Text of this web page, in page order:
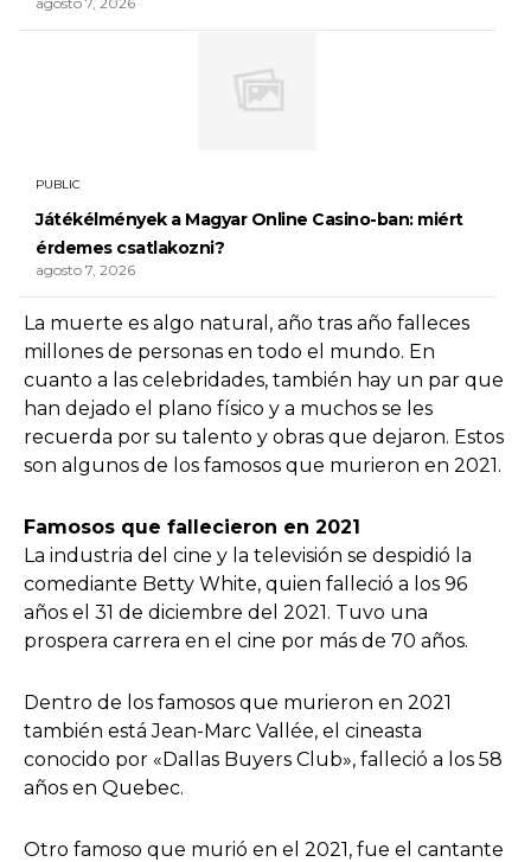
La muerte es algo natural, año tras año falleces
millones de personas en todo el mundo. En
cuanto a las celebridades, también hay un par que
han dejado el plano físico y a muchos se les
recuerda por su talento y obras que dejaron. Estos
son algunos de los famosos que murieron en 2021.
Famosos que fallecieron en 2021
La industria del cine y la televisión se despidió la
comediante Betty White, quien falleció a los 96
años el 31 de diciembre del 2021. Tuvo una
prospera carrera en el cine por más de 70 años.
Dentro de los famosos que murieron en 2021
también está Jean-Marc Vallée, el cineasta
conocido por «Dallas Buyers Club», falleció a los 58
años en Quebec.
Otro famoso que murió en el 2021, fue el cantante
PUBLIC
Játékélmények a Magyar Online Casino-ban: miért
érdemes csatlakozni?
agosto 7, 2026